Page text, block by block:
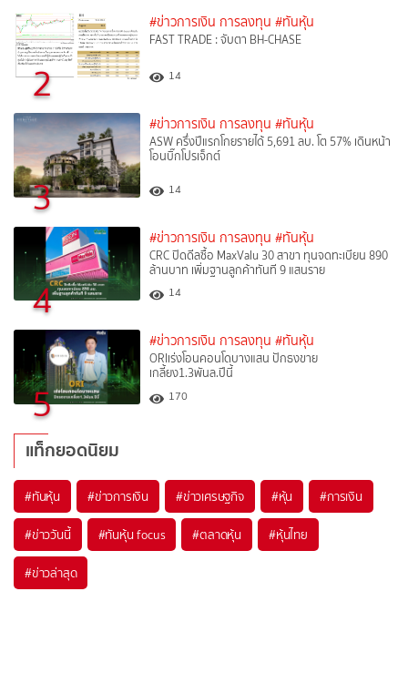
2
#ข่าวการเงิน การลงทุน #ทันหุ้น
FAST TRADE : จับตา BH-CHASE
14
3
#ข่าวการเงิน การลงทุน #ทันหุ้น
ASW ครึ่งปีแรกโกยรายได้ 5,691 ลบ. โต 57% เดินหน้า
โอนบิ๊กโปรเจ็กต์
14
4
#ข่าวการเงิน การลงทุน #ทันหุ้น
CRC ปิดดีลซื้อ MaxValu 30 สาขา ทุนจดทะเบียน 890
ล้านบาท เพิ่มฐานลูกค้าทันที 9 แสนราย
14
5
#ข่าวการเงิน การลงทุน #ทันหุ้น
ORIเร่งโอนคอนโดบางแสน ปักธงขาย
เกลี้ยง1.3พันล.ปีนี้
170
แท็กยอดนิยม
#ทันหุ้น #ข่าวการเงิน #ข่าวเศรษฐกิจ #หุ้น #การเงิน
#ข่าววันนี้ #ทันหุ้น focus #ตลาดหุ้น #หุ้นไทย
#ข่าวล่าสุด